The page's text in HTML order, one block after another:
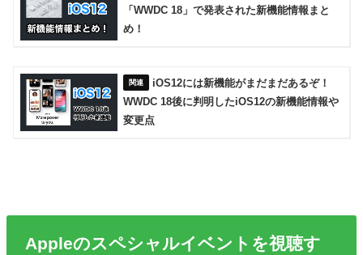
「WWDC 18」で発表された新機能情報まと
め！
iOS12には新機能がまだまだあるぞ！
WWDC 18後に判明したiOS12の新機能情報や
変更点
Appleのスペシャルイベントを視聴す